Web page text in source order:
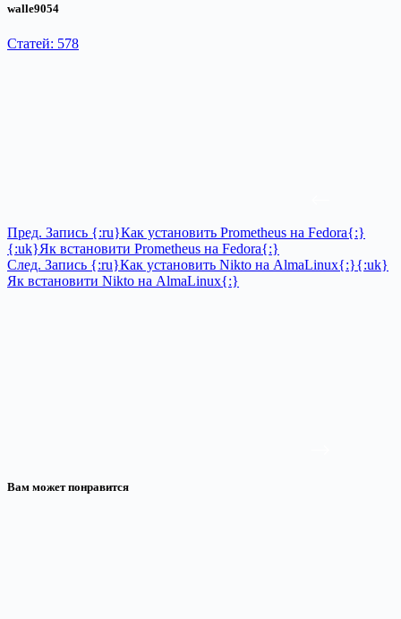
walle9054
Статей: 578
Пред. Запись {:ru}Как установить Prometheus на Fedora{:}
{:uk}Як встановити Prometheus на Fedora{:}
След. Запись {:ru}Как установить Nikto на AlmaLinux{:}{:uk}
Як встановити Nikto на AlmaLinux{:}
Вам может понравится